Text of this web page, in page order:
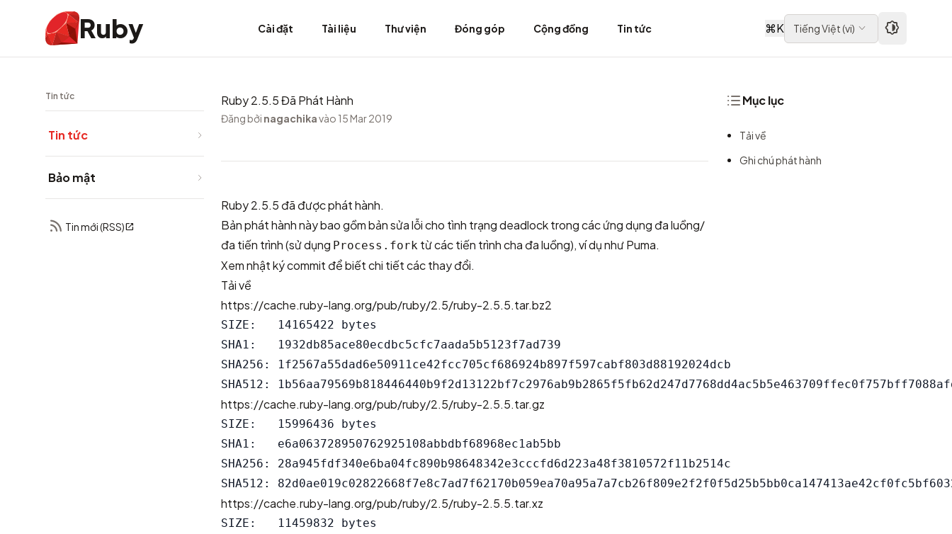
Ruby Cài đặt Tài liệu Thư viện Đóng góp Cộng đồng Tin tức ⌘K Tiếng Việt(vi)
Tin tức
Tin tức
Bảo mật
Tin mới (RSS)
Ruby 2.5.5 Đã Phát Hành
Đăng bởi nagachikavào 15 Mar 2019
Ruby 2.5.5 đã được phát hành.
Bản phát hành này bao gồm bản sửa lỗi cho tình trạng deadlock trong các ứng dụng đa luồng/
đa tiến trình (sử dụng Process.fork từ các tiến trình cha đa luồng), ví dụ như Puma.
Xemnhật ký commit để biết chi tiết các thay đổi.
Tải về
https://cache.ruby-lang.org/pub/ruby/2.5/ruby-2.5.5.tar.bz2
SIZE:   14165422 bytes
SHA1:   1932db85ace80ecdbc5cfc7aada5b5123f7ad739
SHA256: 1f2567a55dad6e50911ce42fcc705cf686924b897f597cabf803d88192024dcb
https://cache.ruby-lang.org/pub/ruby/2.5/ruby-2.5.5.tar.gz
SIZE:   15996436 bytes
SHA1:   e6a063728950762925108abbdbf68968ec1ab5bb
SHA256: 28a945fdf340e6ba04fc890b98648342e3cccfd6d223a48f3810572f11b2514c
https://cache.ruby-lang.org/pub/ruby/2.5/ruby-2.5.5.tar.xz
SIZE:   11459832 bytes
Mục lục
Tải về
Ghi chú phát hành